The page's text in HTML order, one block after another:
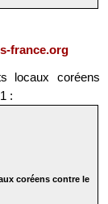
france.org
locaux coréens
:
coréens contre le